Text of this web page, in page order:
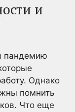
и
пандемию
Однако
помнить
Что еще